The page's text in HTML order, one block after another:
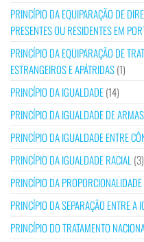
PRINCÍPIO DA EQUIPARAÇÃO DE
PRESENTES OU RESIDENTES EM
PRINCÍPIO DA EQUIPARAÇÃO DE
ESTRANGEIROS E APÁTRIDAS(1)
PRINCÍPIO DA IGUALDADE(14)
PRINCÍPIO DA IGUALDADE DE ARMAS
PRINCÍPIO DA IGUALDADE ENTRE
PRINCÍPIO DA IGUALDADE RACIAL (3)
PRINCÍPIO DA PROPORCIONALIDADE
PRINCÍPIO DA SEPARAÇÃO ENTRE A
PRINCÍPIO DO TRATAMENTO